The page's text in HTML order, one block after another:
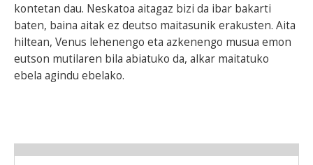
kontetan dau. Neskatoa aitagaz bizi da ibar bakarti
baten, baina aitak ez deutso maitasunik erakusten. Aita
hiltean, Venus lehenengo eta azkenengo musua emon
eutson mutilaren bila abiatuko da, alkar maitatuko
ebela agindu ebelako.